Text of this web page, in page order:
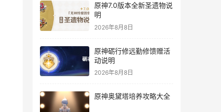
原神7.0版本全新圣遗物说
明
2026年8月8日
原神砺行修远勤修馈赠活
动说明
2026年8月8日
原神奥黛塔培养攻略大全